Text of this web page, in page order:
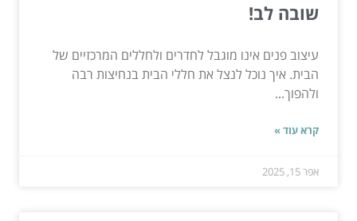
שובה לב!
עיצוב פנים אינו מוגבל לחדרים ולחללים המרכזיים של
הבית. איך נוכל לנצל את חללי הבית בנחיצות רבה
ולהפוך...
קרא עוד »
אפר 15, 2025